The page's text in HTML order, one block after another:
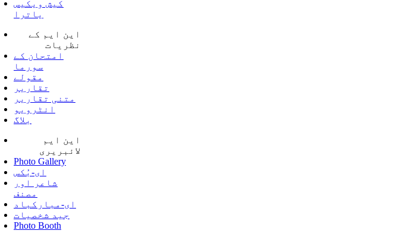
کیش ویکیس
یاترا
این ایم کے
نظریات
امتحان کے
سورما
مقولے
تقاریر
متنی تقاریر
انٹرویو
بلاگ
این ایم
لائبریری
Photo Gallery
ای-بُکس
شاعر اور
مصنف
ای-مبارکباد
جید شخصیات
Photo Booth